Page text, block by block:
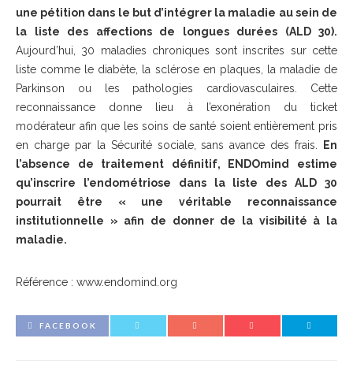
une pétition dans le but d’intégrer la maladie au sein de
la liste des affections de longues durées (ALD 30).
Aujourd’hui, 30 maladies chroniques sont inscrites sur cette
liste comme le diabète, la sclérose en plaques, la maladie de
Parkinson ou les pathologies cardiovasculaires. Cette
reconnaissance donne lieu à l’exonération du ticket
modérateur afin que les soins de santé soient entièrement pris
en charge par la Sécurité sociale, sans avance des frais.
En
l’absence de traitement définitif, ENDOmind estime
qu’inscrire l’endométriose dans la liste des ALD 30
pourrait être « une véritable reconnaissance
institutionnelle » afin de donner de la visibilité à la
maladie.
Référence : www.endomind.org
FACEBOOK